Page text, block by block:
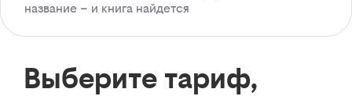
название – и книга найдется
Выберите тариф,